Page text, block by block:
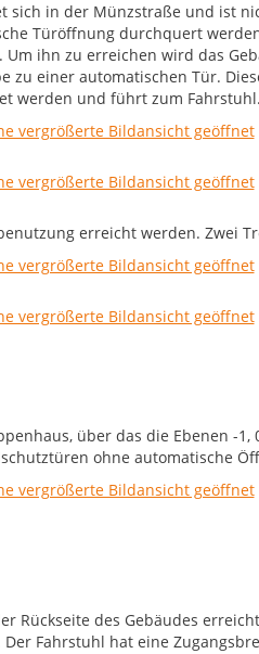
sich in der Münzstraße und ist
Türöffnung durchquert
Um ihn zu erreichen wird das
zu einer automatischen Tür.
werden und führt zum Fahrstuhl.
erreicht werden. Zwei
über das die Ebenen -1,
ohne automatische
Rückseite des Gebäudes
Fahrstuhl hat eine